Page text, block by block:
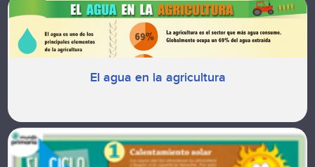
El agua en la agricultura